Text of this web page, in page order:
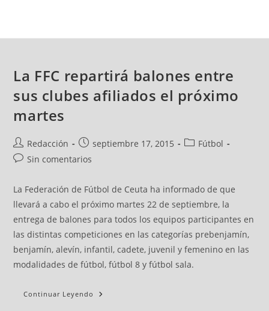
La FFC repartirá balones entre
sus clubes afiliados el próximo
martes
Redacción septiembre 17, 2015
Fútbol
Sin comentarios
La Federación de Fútbol de Ceuta ha informado de que
llevará a cabo el próximo martes 22 de septiembre, la
entrega de balones para todos los equipos participantes en
las distintas competiciones en las categorías prebenjamín,
benjamín, alevín, infantil, cadete, juvenil y femenino en las
modalidades de fútbol, fútbol 8 y fútbol sala.
Continuar Leyendo